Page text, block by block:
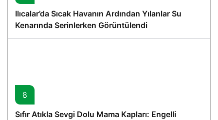
Ilıcalar’da Sıcak Havanın Ardından Yılanlar Su
Kenarında Serinlerken Görüntülendi
8
Sıfır Atıkla Sevgi Dolu Mama Kapları: Engelli